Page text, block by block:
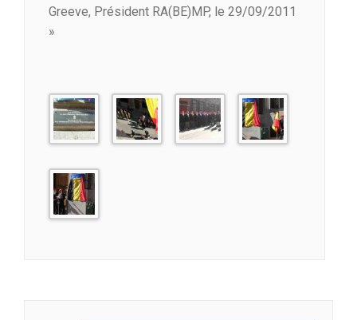
Greeve, Président RA(BE)MP, le 29/09/2011
»